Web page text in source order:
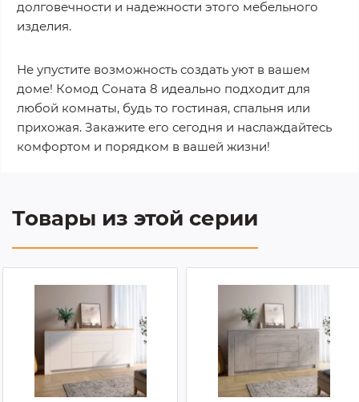
долговечности и надежности этого мебельного
изделия.
Не упустите возможность создать уют в вашем
доме! Комод Соната 8 идеально подходит для
любой комнаты, будь то гостиная, спальня или
прихожая. Закажите его сегодня и наслаждайтесь
комфортом и порядком в вашей жизни!
Товары из этой серии